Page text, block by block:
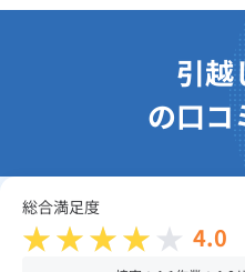
引越し費用の相場
単身の引越し
引越
の口コ
総合満足度
4.0